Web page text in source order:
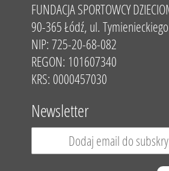
FUNDACJA SPORTOWCY
90-365 Łódź, ul.
NIP: 725-20-68-082
REGON: 101607340
KRS: 0000457030
Newsletter